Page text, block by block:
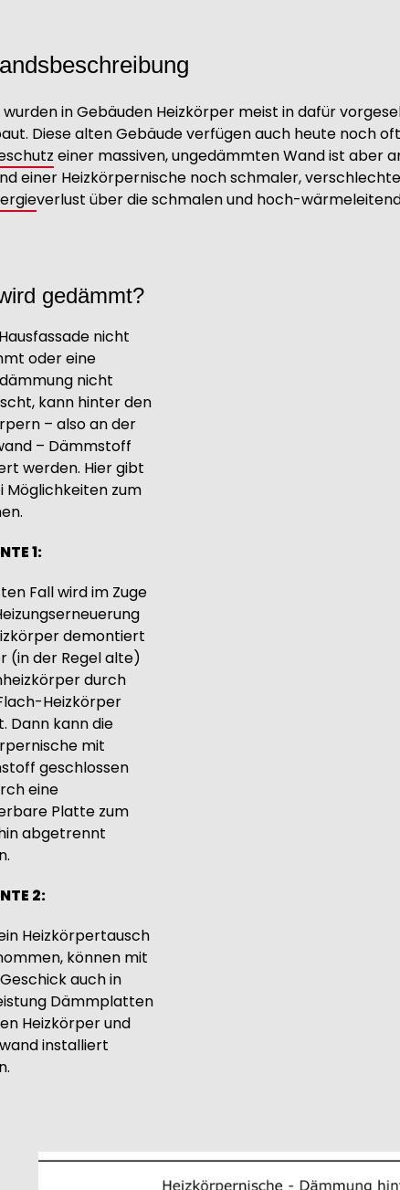
wurden in Gebäuden Heizkörper meist in dafür
Diese alten Gebäude verfügen auch heute noch
einer massiven, ungedämmten Wand ist aber
einer Heizkörpernische noch schmaler,
verlust über die schmalen und hoch-
gedämmt?
nicht
oder eine
nicht
kann hinter den
– also an der
– Dämmstoff
werden. Hier gibt
Möglichkeiten zum
1:
Fall wird im Zuge
demontiert
(in der Regel alte)
durch
Heizkörper
Dann kann die
mit
geschlossen
eine
Platte zum
abgetrennt
2:
Heizkörpertausch
können mit
auch in
Dämmplatten
Heizkörper und
installiert